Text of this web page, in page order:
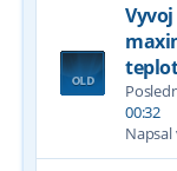
00:32
Napsal